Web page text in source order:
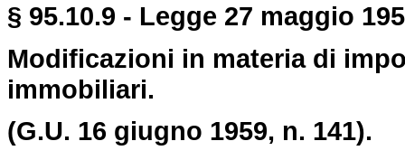
§ 95.10.9 - Legge 27 maggio
Modificazioni in materia di
immobiliari.
(G.U. 16 giugno 1959, n. 141).